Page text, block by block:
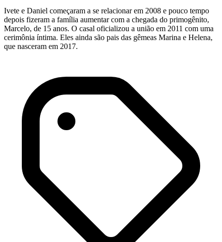
Ivete e Daniel começaram a se relacionar em 2008 e pouco tempo
depois fizeram a família aumentar com a chegada do primogênito,
Marcelo, de 15 anos. O casal oficializou a união em 2011 com uma
cerimônia íntima. Eles ainda são pais das gêmeas Marina e Helena,
que nasceram em 2017.